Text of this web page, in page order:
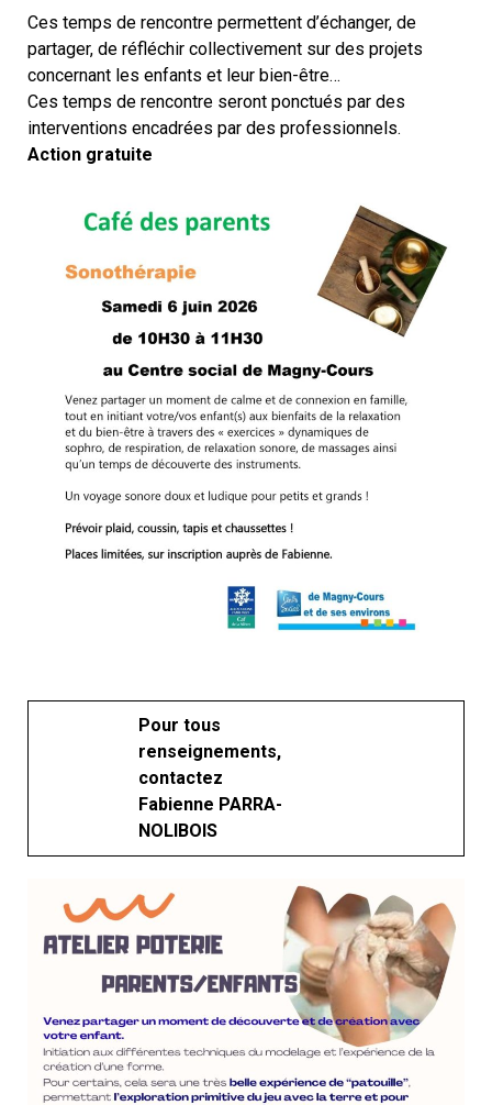
Ces temps de rencontre permettent d’échanger, de
partager, de réfléchir collectivement sur des projets
concernant les enfants et leur bien-être…
Ces temps de rencontre seront ponctués par des
interventions encadrées par des professionnels.
Action gratuite
Pour tous
renseignements,
contactez
Fabienne PARRA-
NOLIBOIS